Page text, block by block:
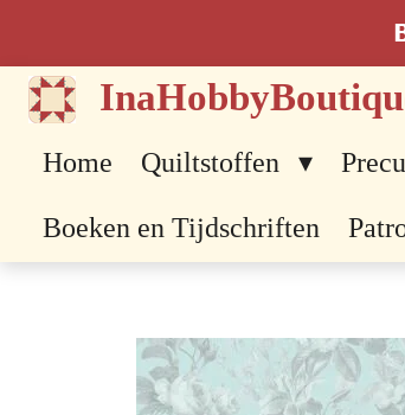
direct
naar
Home Quiltstoffen
Boeken en Tijdschriften